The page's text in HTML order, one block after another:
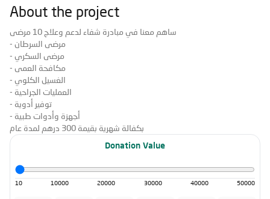
About the project
ساهم معنا في مبادرة شفاء لدعم وعلاج 10 مرضى
- مرضى السرطان
- مرضى السكري
- مكافحة العمى
- الغسيل الكلوي
- العمليات الجراحية
- توفير أدوية
- أجهزة وأدوات طبية
بكفالة شهرية بقيمة 300 درهم لمدة عام
Donation Value
10 10000 20000 30000 40000 50000